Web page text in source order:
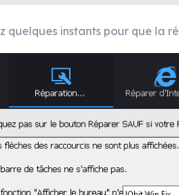
quelques instants pour que la